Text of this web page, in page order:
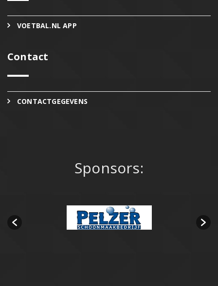
VOETBAL.NL APP
Contact
CONTACTGEGEVENS
Sponsors: